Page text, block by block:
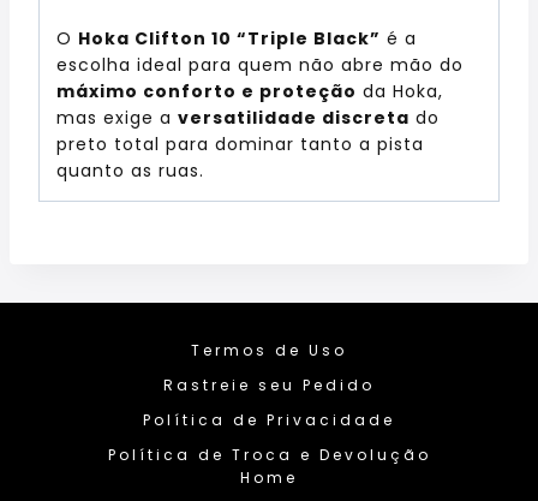
O Hoka Clifton 10 “Triple Black” é a
escolha ideal para quem não abre mão do
máximo conforto e proteção da Hoka,
mas exige a versatilidade discreta do
preto total para dominar tanto a pista
quanto as ruas.
Termos de Uso
Rastreie seu Pedido
Política de Privacidade
Política de Troca e Devolução
Home